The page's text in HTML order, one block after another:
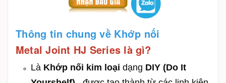
Thông tin chung về Khớp nối
Metal Joint HJ Series là gì?
Là Khớp nối kim loại dạng DIY (Do It